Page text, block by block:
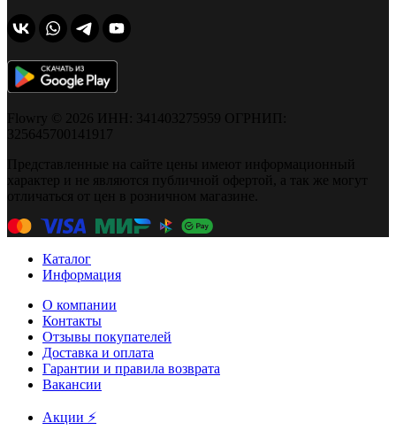
Flowry © 2026 ИНН: 341403275959 ОГРНИП:
325645700141917
Представленные на сайте цены имеют информационный
характер и не являются публичной офертой, а так же могут
отличаться от цен в розничном магазине.
Каталог
Информация
О компании
Контакты
Отзывы покупателей
Доставка и оплата
Гарантии и правила возврата
Вакансии
Акции ⚡️